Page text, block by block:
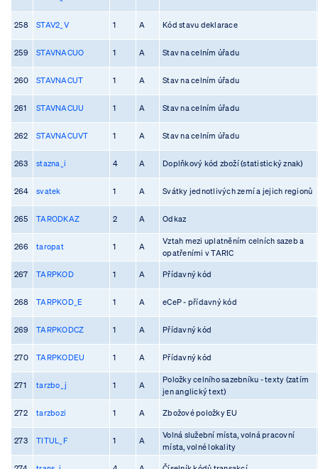
258 STAV2_V 1 A Kód stavu deklarace
259 STAVNACUO 1 A Stav na celním úřadu
260 STAVNACUT 1 A Stav na celním úřadu
261 STAVNACUU 1 A Stav na celním úřadu
262 STAVNACUVT 1 A Stav na celním úřadu
263 stazna_i 4 A Doplňkový kód zboží (statistický znak)
264 svatek 1 A Svátky jednotlivých zemí a jejich regionů
265 TARODKAZ 2 A Odkaz
266 taropat 1 A
Vztah mezi uplatněním celních sazeb a
opatřeními v TARIC
267 TARPKOD 1 A Přídavný kód
268 TARPKOD_E 1 A eCeP - přídavný kód
269 TARPKODCZ 1 A Přídavný kód
270 TARPKODEU 1 A Přídavný kód
271 tarzbo_j 1 A
Položky celního sazebníku - texty (zatím
jen anglický text)
272 tarzbozi 1 A Zbožové položky EU
273 TITUL_F 1 A
Volná služební místa, volná pracovní
místa, volné lokality